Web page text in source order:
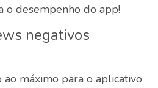
o desempenho do app!
negativos
máximo para o aplicativo